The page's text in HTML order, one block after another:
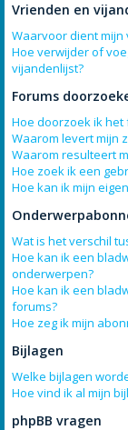
Vrienden en
Waarvoor dient
Hoe verwijder of
vijandenlijst?
Forums
Hoe doorzoek ik het
Waarom levert mijn
Waarom resulteert
Hoe zoek ik een
Hoe kan ik mijn
Wat is het verschil
Hoe kan ik een
onderwerpen?
Hoe kan ik een
forums?
Hoe zeg ik mijn
Bijlagen
Welke bijlagen
Hoe vind ik al mijn
phpBB vragen